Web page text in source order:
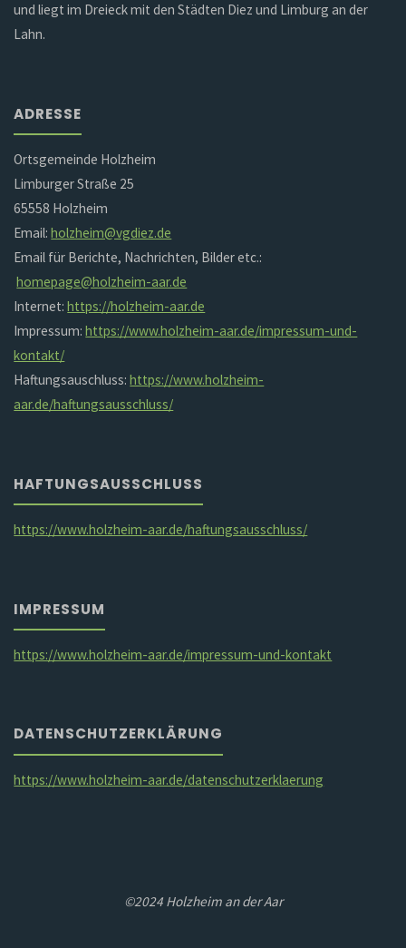
und liegt im Dreieck mit den Städten Diez und Limburg an der
Lahn.
ADRESSE
Ortsgemeinde Holzheim
Limburger Straße 25
65558 Holzheim
Email:holzheim@vgdiez.de
Email für Berichte, Nachrichten, Bilder etc.:
homepage@holzheim-aar.de
Internet:https://holzheim-aar.de
Impressum:https://www.holzheim-aar.de/impressum-und-
kontakt/
Haftungsauschluss:https://www.holzheim-
aar.de/haftungsausschluss/
HAFTUNGSAUSSCHLUSS
https://www.holzheim-aar.de/haftungsausschluss/
IMPRESSUM
https://www.holzheim-aar.de/impressum-und-kontakt
DATENSCHUTZERKLÄRUNG
https://www.holzheim-aar.de/datenschutzerklaerung
©2024 Holzheim an der Aar